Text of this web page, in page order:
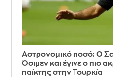
Αστρονομικό ποσό: Ο
Όσιμεν και έγινε ο πιο
παίκτης στην Τουρκία